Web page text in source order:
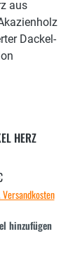
HERZ
Preis:
hinzufügen